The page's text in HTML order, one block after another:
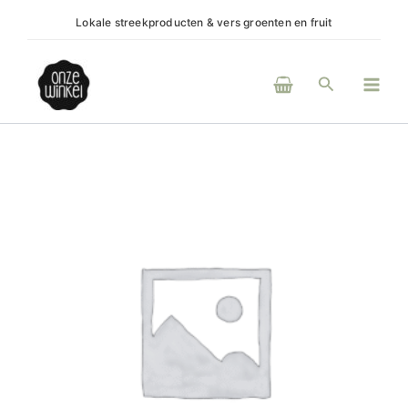
inhoud
Lokale streekproducten & vers groenten en fruit
Zoeken